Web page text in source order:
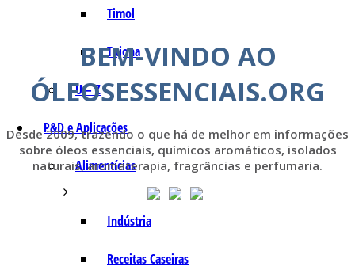
Timol
Tujona
U – Z
P&D e Aplicações
Alimentícias
Indústria
Receitas Caseiras
BEM-VINDO AO
ÓLEOSESSENCIAIS.ORG
Desde 2009, trazendo o que há de melhor em informações
sobre óleos essenciais, químicos aromáticos, isolados
naturais, aromaterapia, fragrâncias e perfumaria.